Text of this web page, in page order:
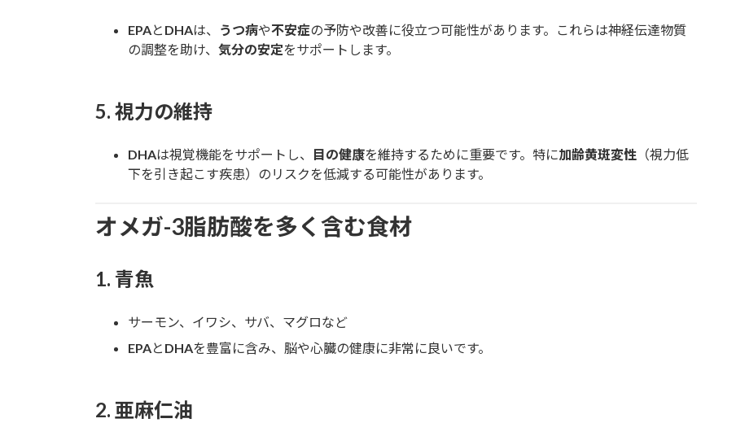
EPAと DHAは、 うつ病や不安症の予防や改善に役立つ可能性があります。これらは神経伝達物質
の調整を助け、 気分の安定をサポートします。
5. 視力の維持
DHAは視覚機能をサポートし、 目の健康を維持するために重要です。特に加齢黄斑変性 （視力低
下を引き起こす疾患）のリスクを低減する可能性があります。
オメガ-3脂肪酸を多く含む食材
1. 青魚
サーモン、イワシ、サバ、マグロなど
EPAと DHAを豊富に含み、脳や心臓の健康に非常に良いです。
2. 亜麻仁油